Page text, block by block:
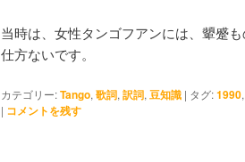
当時は、女性タンゴフアンには、顰蹙
仕方ないです。
カテゴリー:Tango,歌詞,訳詞,豆知識 | タグ:1990,
| コメントを残す